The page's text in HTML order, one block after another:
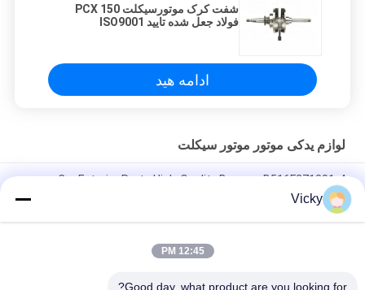
شفت کرک موتورسیکلت PCX 150
فولاد جعل شده تایید ISO9001
ادامه هید
لوازم یدکی موتور موتور سیکلت
Car Exterior Parts High-Quality Bumper B516F271301-4
CHANAN OSHAN​ Z6 Starry White
موتور استارتر هوندا EX5 موتور موتور موتور قطعات یدکی ارزان عمده
Vicky
12:45 PM
Good day, what product are you looking for?